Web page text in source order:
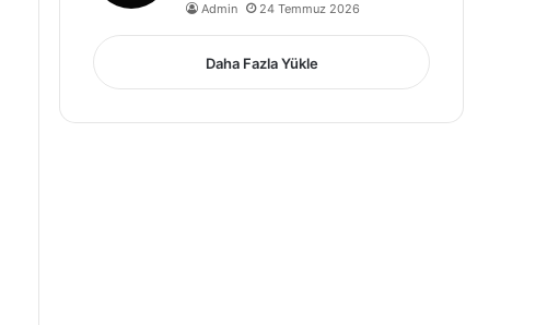
Admin 24 Temmuz 2026
Daha Fazla Yükle